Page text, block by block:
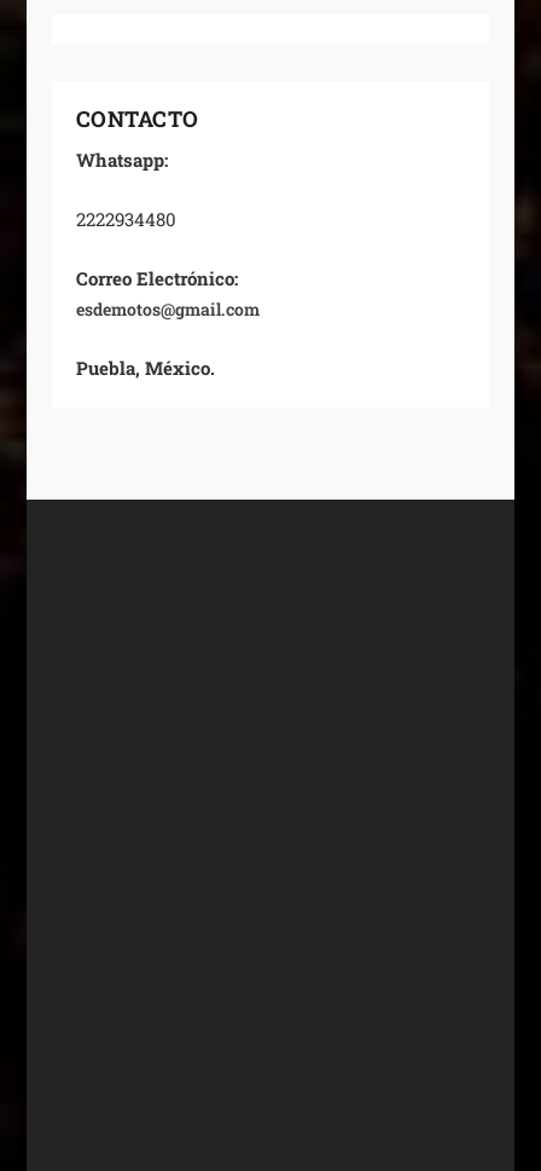
CONTACTO
Whatsapp:
2222934480
Correo Electrónico:
esdemotos@gmail.com
Puebla, México.